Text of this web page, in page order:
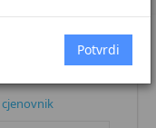
cjenovnik